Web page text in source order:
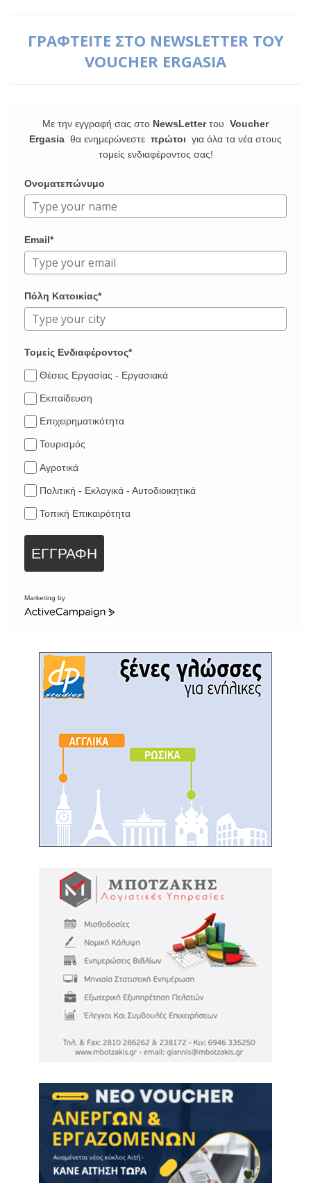
ΓΡΑΦΤΕΙΤΕ ΣΤΟ NEWSLETTER ΤΟΥ
VOUCHER ERGASIA
Με την εγγραφή σας στο NewsLetterτου Voucher
Ergasia θα ενημερώνεστε πρώτοι για όλα τα νέα στους
τομείς ενδιαφέροντος σας!
Ονοματεπώνυμο
Email*
Πόλη Κατοικίας*
Τομείς Ενδιαφέροντος*
Θέσεις Εργασίας - Εργασιακά
Εκπαίδευση
Επιχειρηματικότητα
Τουρισμός
Αγροτικά
Πολιτική - Εκλογικά - Αυτοδιοικητικά
Τοπική Επικαιρότητα
ΕΓΓΡΑΦΗ
Marketing by